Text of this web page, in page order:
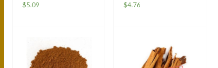
$5.09 $4.76